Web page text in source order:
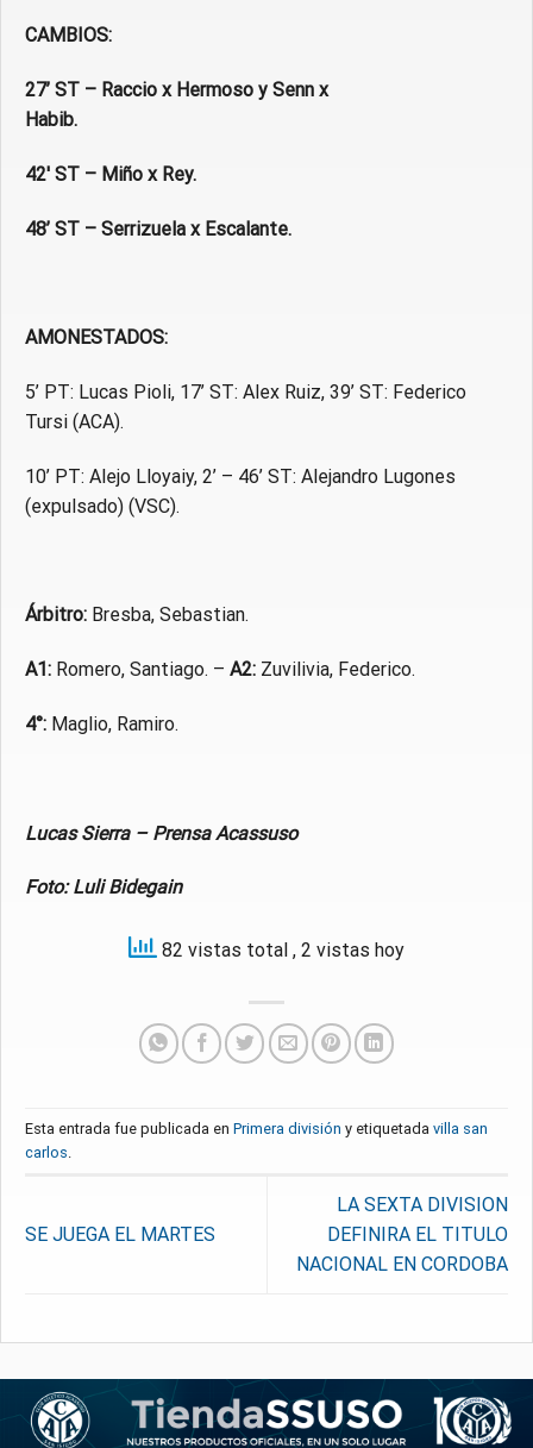
CAMBIOS:
27’ ST – Raccio x Hermoso y Senn x
42′ ST – Miño x Rey.
48’ ST – Serrizuela x Escalante.
AMONESTADOS:
5’ PT: Lucas Pioli, 17’ ST: Alex Ruiz, 39’ ST: Federico
Tursi (ACA).
10’ PT: Alejo Lloyaiy, 2’ – 46’ ST: Alejandro Lugones
(expulsado) (VSC).
Árbitro: Bresba, Sebastian.
A1: Romero, Santiago. – A2: Zuvilivia, Federico.
4°: Maglio, Ramiro.
Lucas Sierra – Prensa Acassuso
Foto: Luli Bidegain
82 vistas total , 2 vistas hoy
Esta entrada fue publicada en Primera división y etiquetada villa san
carlos
SE JUEGA EL MARTES
LA SEXTA DIVISION
DEFINIRA EL TITULO
NACIONAL EN CORDOBA